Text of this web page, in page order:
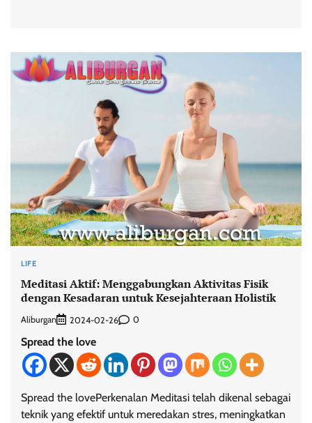
LIFE
Meditasi Aktif: Menggabungkan Aktivitas Fisik
dengan Kesadaran untuk Kesejahteraan Holistik
Aliburgan 2024-02-26 0
Spread the love
Spread the lovePerkenalan Meditasi telah dikenal sebagai
teknik yang efektif untuk meredakan stres, meningkatkan